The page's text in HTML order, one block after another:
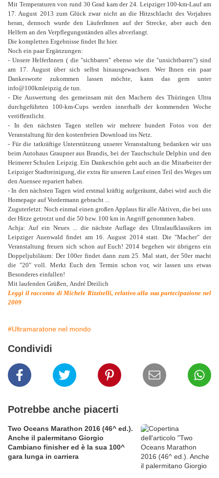
Mit Temperaturen von rund 30 Grad kam der 24. Leipziger 100-km-Lauf am
17. August 2013 zum Glück zwar nicht an die Hitzschlacht des Vorjahres
heran, dennoch wurde den LäuferInnen auf der Strecke, aber auch den
Helfern an den Verpflegungsständen alles abverlangt.
Die kompletten Ergebnisse findet Ihr hier.
Noch ein paar Ergänzungen:
- Unsere HelferInnen ( die "sichbaren" ebenso wie die "unsichtbaren") sind
am 17. August über sich selbst hinausgewachsen. Wer Ihnen ein paar
Dankesworte zukommen lassen möchte, kann das gern unter
info@100kmleipzig.de tun.
- Die Auswertung des gemeinsam mit den Machern des Thüringen Ultra
durchgeführten 100-km-Cups werden innerhalb der kommenden Woche
veröffentlicht.
- In den nächsten Tagen stellen wir mehrere hundert Fotos von der
Veranstaltung für den kostenfreien Download ins Netz.
- Für die tatkräftige Unterstützung unserer Veranstaltung bedanken wir uns
beim Autohaus Graupner aus Brandis, bei der Tauchschule Delphin und den
Heimerer Schulen Leipzig. Ein Dankeschön geht auch an die Mitarbeiter der
Leipziger Stadtreinigung, die extra für unseren Lauf einen Teil des Weges um
den Auensee repariert haben.
- In den nächsten Tagen wird erstmal kräftig aufgeräumt, dabei wird auch die
Homepage auf Vordermann gebracht ...
Zuguterletzt: Noch einmal einen großen Applaus für alle Aktiven, die bei uns
der Hitze getrotzt und die 50 bzw. 100 km in Angriff genommen haben.
Achja: Auf ein Neues ... die nächste Auflage des Ultralaufklassikers im
Leipziger Auenwald findet am 16. August 2014 statt. Die "Macher" der
Veranstaltung freuen sich schon auf Euch! 2014 begehen wir übrigens ein
Doppeljubiläum: Der 100er findet dann zum 25. Mal statt, der 50er macht
die "20" voll. Merkt Euch den Termin schon vor, wir lassen uns etwas
Besonderes einfallen!
Mit laufenden Grüßen, André Dreilich
Leggi il racconto di Michele Rizzitelli, relativo alla sua partecipazione nel
2009
#Ultramaratone nel mondo
Condividi
Potrebbe anche piacerti
Two Oceans Marathon 2016 (46^ ed.).
Anche il palermitano Giorgio
Cambiano finisher ed è la sua 100^
gara lunga in carriera